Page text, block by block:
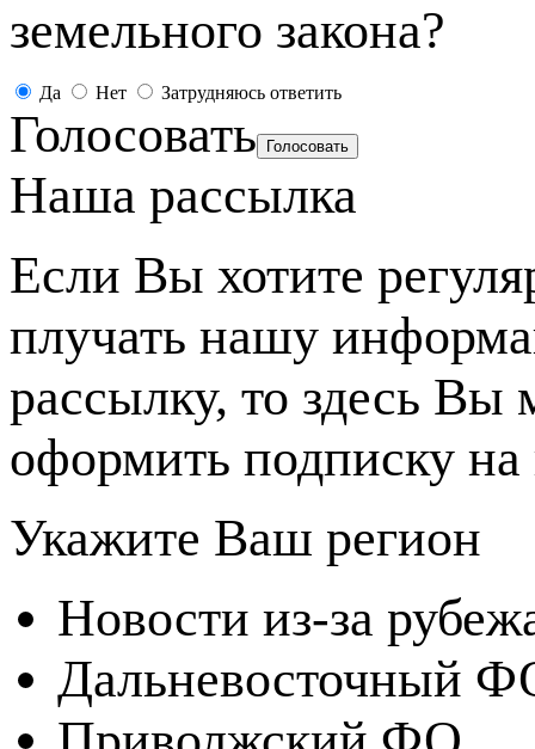
земельного закона?
Да Нет Затрудняюсь ответить
Голосовать
Наша рассылка
Если Вы хотите
плучать нашу
рассылку, то здесь Вы
оформить подписку на
Укажите Ваш регион
Новости из-за
Дальневосточный